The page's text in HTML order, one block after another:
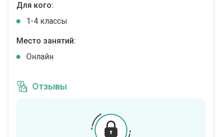
Для кого:
1-4 классы
Место занятий:
Онлайн
Отзывы